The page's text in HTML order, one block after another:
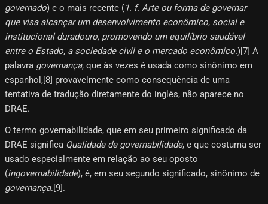
governado) e o mais recente (1. f. Arte ou forma de governar
que visa alcançar um desenvolvimento econômico, social e
institucional duradouro, promovendo um equilíbrio saudável
entre o Estado, a sociedade civil e o mercado econômico.)[7]​ A
palavra governança, que às vezes é usada como sinônimo em
espanhol,[8]​ provavelmente como consequência de uma
tentativa de tradução diretamente do inglês, não aparece no
DRAE.
O termo governabilidade, que em seu primeiro significado da
DRAE significa Qualidade de governabilidade, e que costuma ser
usado especialmente em relação ao seu oposto
(ingovernabilidade), é, em seu segundo significado, sinônimo de
governança.[9]​.